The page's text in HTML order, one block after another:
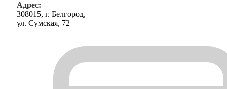
Адрес:
308015, г. Белгород,
ул. Сумская, 72